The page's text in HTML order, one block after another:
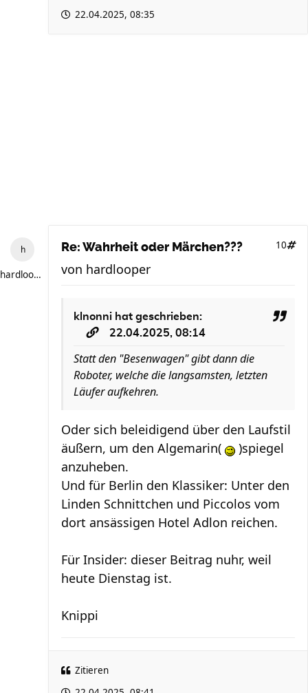
22.04.2025, 08:35
hardlooper
Re: Wahrheit oder Märchen??? 10
von hardlooper
klnonni hat geschrieben:
22.04.2025, 08:14
Statt den "Besenwagen" gibt dann die
Roboter, welche die langsamsten, letzten
Läufer aufkehren.
Oder sich beleidigend über den Laufstil
äußern, um den Algemarin(
)spiegel
anzuheben.
Und für Berlin den Klassiker: Unter den
Linden Schnittchen und Piccolos vom
dort ansässigen Hotel Adlon reichen.
Für Insider: dieser Beitrag nuhr, weil
heute Dienstag ist.
Knippi
Zitieren